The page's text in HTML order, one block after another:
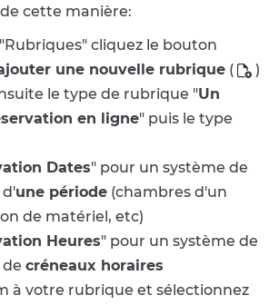
cette manière:
cliquez le bouton
une nouvelle rubrique (
)
le type de rubrique "Un
en ligne" puis le type
Dates" pour un système de
d'une période (chambres d'un
de matériel, etc)
Heures" pour un système de
créneaux horaires
à votre rubrique et sélectionnez